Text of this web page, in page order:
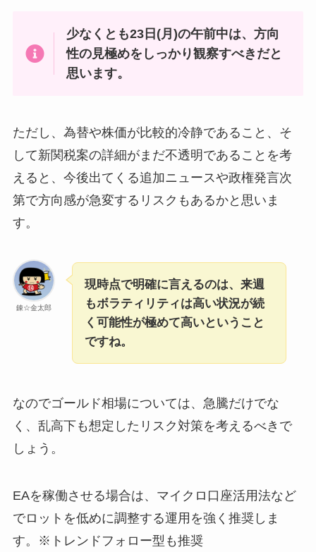
少なくとも23日(月)の午前中は、方向
性の見極めをしっかり観察すべきだと
思います。
ただし、為替や株価が比較的冷静であること、そ
して新関税案の詳細がまだ不透明であることを考
えると、今後出てくる追加ニュースや政権発言次
第で方向感が急変するリスクもあるかと思いま
す。
錬☆金太郎
現時点で明確に言えるのは、来週
もボラティリティは高い状況が続
く可能性が極めて高いということ
ですね。
なのでゴールド相場については、急騰だけでな
く、乱高下も想定したリスク対策を考えるべきで
しょう。
EAを稼働させる場合は、マイクロ口座活用法など
でロットを低めに調整する運用を強く推奨しま
す。※トレンドフォロー型も推奨